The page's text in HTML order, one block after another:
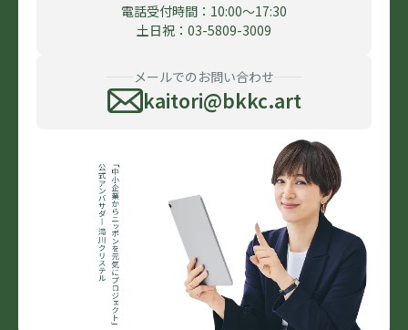
電話受付時間：10:00〜17:30
土日祝：03-5809-3009
メールでのお問い合わせ
kaitori@bkkc.art